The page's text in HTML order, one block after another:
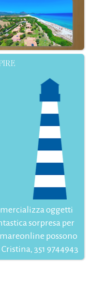
oggetti
sorpresa per
possono
351 9744943